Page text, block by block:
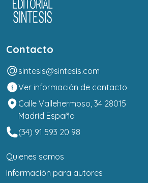
Contacto
sintesis@sintesis.com
Ver información de contacto
Calle Vallehermoso, 34 28015
Madrid España
(34) 91 593 20 98
Quienes somos
Información para autores